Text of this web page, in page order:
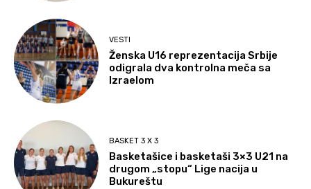
VESTI
Ženska U16 reprezentacija Srbije
odigrala dva kontrolna meča sa
Izraelom
BASKET 3 X 3
Basketašice i basketaši 3×3 U21 na
drugom „stopu“ Lige nacija u
Bukureštu